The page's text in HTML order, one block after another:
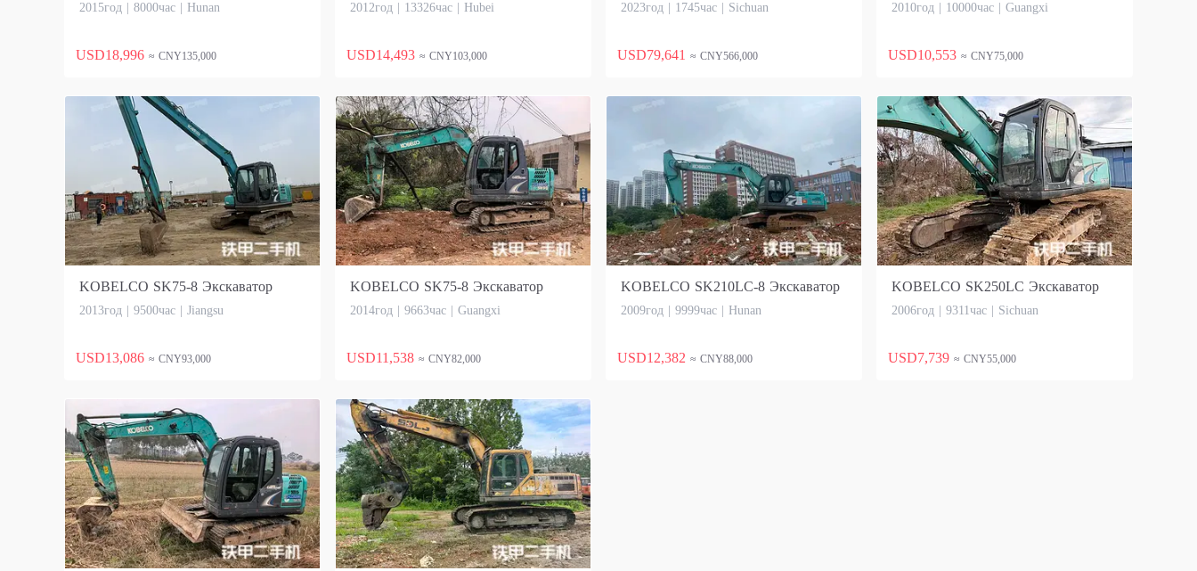
2015год | 8000час | Hunan
USD18,996 ≈ CNY135,000
2012год | 13326час | Hubei
USD14,493 ≈ CNY103,000
2023год | 1745час | Sichuan
USD79,641 ≈ CNY566,000
2010год | 10000час | Guangxi
USD10,553 ≈ CNY75,000
KOBELCO SK75-8 Экскаватор
2013год | 9500час | Jiangsu
USD13,086 ≈ CNY93,000
KOBELCO SK75-8 Экскаватор
2014год | 9663час | Guangxi
USD11,538 ≈ CNY82,000
KOBELCO SK210LC-8 Экскаватор
2009год | 9999час | Hunan
USD12,382 ≈ CNY88,000
KOBELCO SK250LC Экскаватор
2006год | 9311час | Sichuan
USD7,739 ≈ CNY55,000